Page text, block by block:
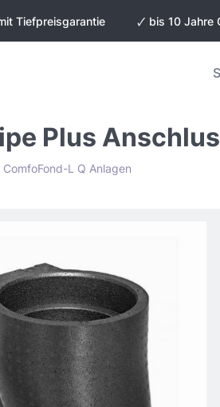
Tiefpreisgarantie 🗸 bis 10 Jahre
Plus
L Q Anlagen